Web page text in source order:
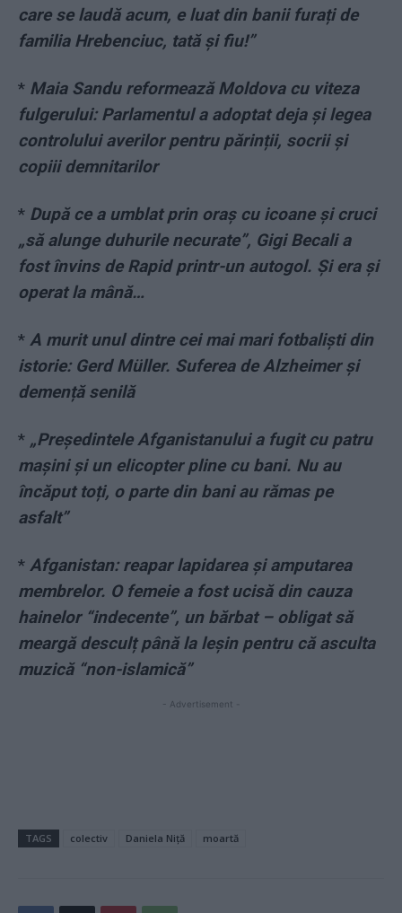
care se laudă acum, e luat din banii furați de
familia Hrebenciuc, tată și fiu!”
* Maia Sandu reformează Moldova cu viteza
fulgerului: Parlamentul a adoptat deja și legea
controlului averilor pentru părinții, socrii și
copiii demnitarilor
* După ce a umblat prin oraș cu icoane și cruci
„să alunge duhurile necurate”, Gigi Becali a
fost învins de Rapid printr-un autogol. Și era și
operat la mână…
* A murit unul dintre cei mai mari fotbaliști din
istorie: Gerd Müller. Suferea de Alzheimer și
demență senilă
* „Președintele Afganistanului a fugit cu patru
mașini și un elicopter pline cu bani. Nu au
încăput toți, o parte din bani au rămas pe
asfalt”
* Afganistan: reapar lapidarea și amputarea
membrelor. O femeie a fost ucisă din cauza
hainelor “indecente”, un bărbat – obligat să
meargă desculț până la leșin pentru că asculta
muzică “non-islamică”
- Advertisement -
TAGS colectiv Daniela Niță moartă